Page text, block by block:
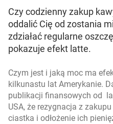
Czy codzienny zakup
oddalić Cię od zostania
zdziałać regularne
pokazuje efekt latte.
Czym jest i jaką moc ma
kilkunastu lat Amerykanie.
publikacji finansowych od
USA, że rezygnacja z
ciastka i odłożenie ich